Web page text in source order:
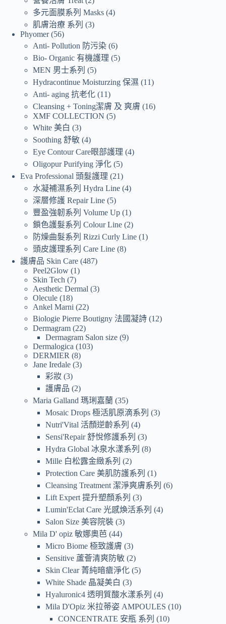
多元面膜系列 Masks 4
肌膚治療 系列
3
Phyomer 56
Anti- Pollution 防污染 6
Bio- Organic 有機護理
5
MEN 男士系列
5
Hydracontinue Moisturzing 保濕
11
Anti- aging 抗老化 11
Cleansing + Toning潔膚 及 爽膚
16
XMF COLLECTION
5
White 美白
3
Soothing 舒敏 4
Eye Contour Care眼部護理 4
Oligopur Purifying 淨化 5
Eva Professional 頭髮護理
21
水凝補濕系列 Hydra Line 4
深層修護 Repair Line 5
豐盈強韌系列 Volume Up 1
鎖色護髮系列 Colour Line 2
防燥曲髮系列 Rizzi Curly Line 1
頭皮護理系列 Care Line 8
護膚品 Skin Care 487
Peel2Glow 1
Skin Tech
7
Aesthetic Dermal 3
Olecule 18
Ankel Marni
22
Biologie Pierre Boutigny 法國凝詩 12
Dermagram 22
Dermagram Salon size 9
Dermalogica
103
DERMIER
8
Jane Iredale 3
彩妝 3
護膚品
2
Maria Galland 瑪琍嘉蘭 35
Mosaic Drops 極活肌原滴系列
3
Nutri'Vital 活顏逆齡系列
4
Sensi'Repair 舒悅修護系列
3
Hydra Global 冰泉水漾系列
8
Mille 白松露金緻系列
2
Protection Care 美肌防護系列
1
Cleansing Treatment 潔淨爽膚系列
6
Lift Expert 提升塑顏系列
3
Lumin'Eclat Care 光感煥活系列
4
Salon Size 美容院裝 3
Mila D' opiz 敏娜奧芭 44
Micro Biome 極致護膚 3
Sensitive 蘆薈清爽防敏 2
Skin Clear 菁純暗瘡淨化 5
White Shade 晶凝美白
3
Hyaluronic4 透明質酸水漾系列
4
Mila D'Opiz 米拉蒂姿 AMPOULES
10
CONCENTRATE 安瓶 系列
10